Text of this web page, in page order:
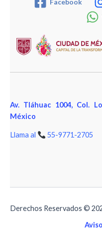
Facebook
Av. Tláhuac 1004, Col.
México
Llama al 55-9771-2705
Derechos Reservados ©